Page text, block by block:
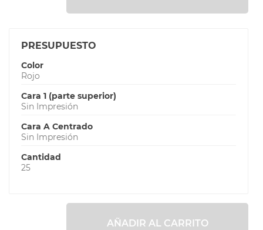
PRESUPUESTO
Color
Rojo
Cara 1 (parte superior)
Sin Impresión
Cara A Centrado
Sin Impresión
Cantidad
25
AÑADIR AL CARRITO